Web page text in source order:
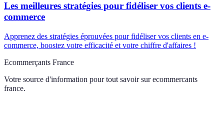
Les meilleures stratégies pour fidéliser vos clients e-
commerce
Apprenez des stratégies éprouvées pour fidéliser vos clients en e-
commerce, boostez votre efficacité et votre chiffre d'affaires !
Ecommerçants France
Votre source d'information pour tout savoir sur ecommercants
france.